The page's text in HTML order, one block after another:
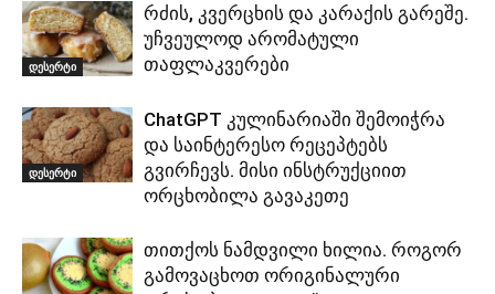
დესერტი
რძის, კვერცხის და კარაქის გარეშე.
უჩვეულოდ არომატული
თაფლაკვერები
დესერტი
ChatGPT კულინარიაში შემოიჭრა
და საინტერესო რეცეპტებს
გვირჩევს. მისი ინსტრუქციით
ორცხობილა გავაკეთე
თითქოს ნამდვილი ხილია. როგორ
გამოვაცხოთ ორიგინალური